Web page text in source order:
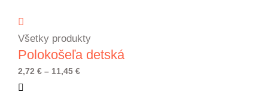
Všetky produkty
Polokošeľa detská
2,72 € – 11,45 €Price